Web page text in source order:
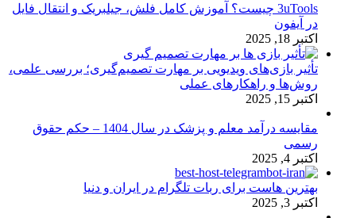
3uTools چیست؟ آموزش کامل فلش، جیلبریک و انتقال فایل
در آیفون
اکتبر 18, 2025
تأثیر بازی‌های ویدیویی بر مهارت تصمیم‌گیری؛ بررسی علمی،
روش‌ها و راهکارهای عملی
اکتبر 15, 2025
مقایسه درآمد معلم و پزشک در سال 1404 – حکم حقوق
رسمی
اکتبر 4, 2025
بهترین هاست برای ربات تلگرام در ایران و دنیا
اکتبر 3, 2025